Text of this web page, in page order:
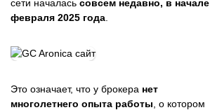
сети началась совсем недавно, в начале
февраля 2025 года
Это означает, что у брокера нет
многолетнего опыта работы , о котором